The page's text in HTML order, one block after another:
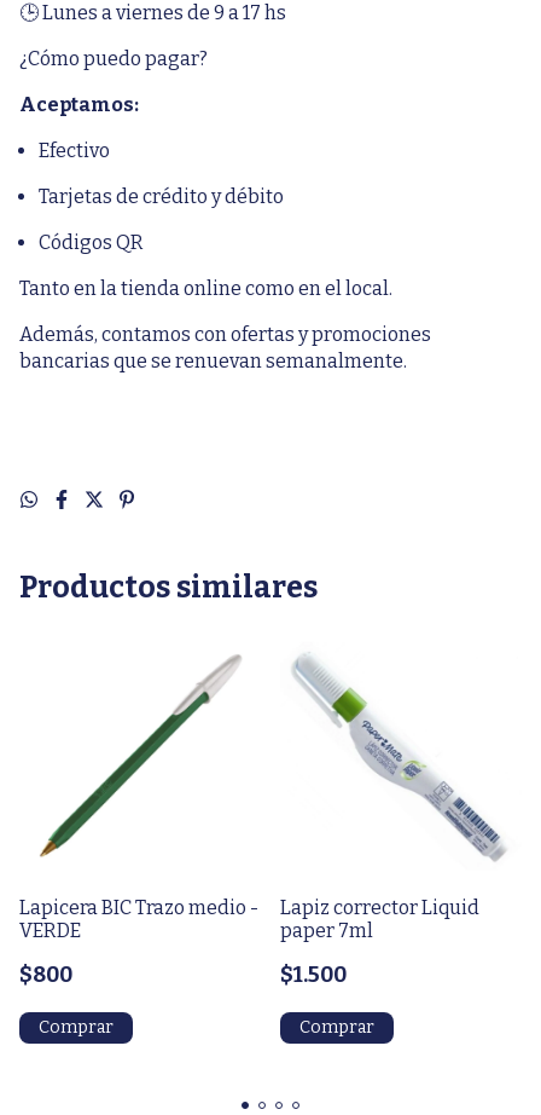
🕒 Lunes a viernes de 9 a 17 hs
¿Cómo puedo pagar?
Aceptamos:
Efectivo
Tarjetas de crédito y débito
Códigos QR
Tanto en la tienda online como en el local.
Además, contamos con ofertas y promociones
bancarias que se renuevan semanalmente.
Productos similares
Lapicera BIC Trazo medio -
VERDE
$800
Lapiz corrector Liquid
paper 7ml
$1.500